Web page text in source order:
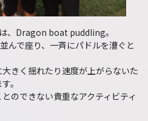
、Dragon boat puddling。
んで座り、一斉にパドルを漕ぐと
きく揺れたり速度が上がらないた
。
のできない貴重なアクティビティ